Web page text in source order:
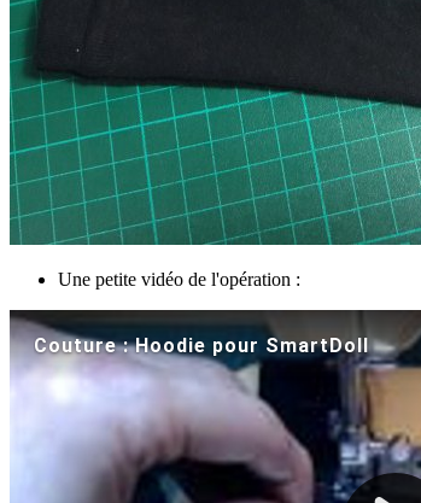
Une petite vidéo de l'opération :